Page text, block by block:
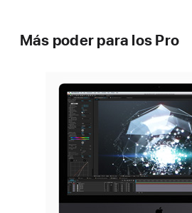
Más poder para los Pro